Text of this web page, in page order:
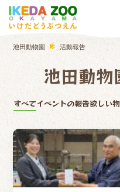
池田動物園 活動報告
池田動物
すべてイベントの報告欲しい